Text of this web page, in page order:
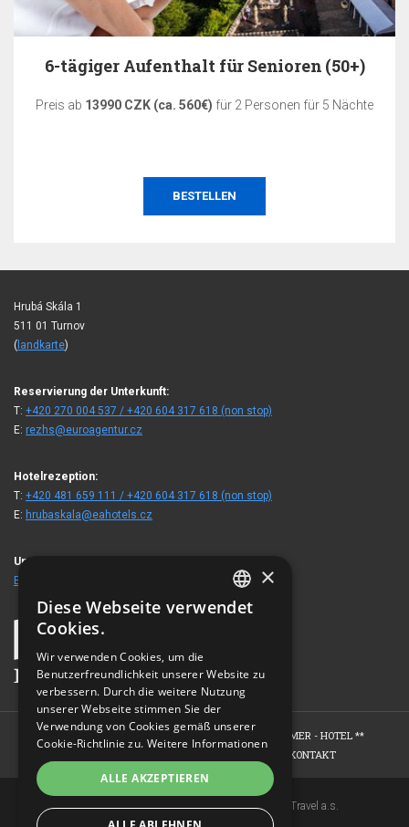
6-tägiger Aufenthalt für Senioren (50+)
Preis ab 13990 CZK (ca. 560€) für 2 Personen für 5 Nächte
BESTELLEN
Hrubá Skála 1
511 01 Turnov
( landkarte)
Reservierung der Unterkunft:
T: +420 270 004 537 / +420 604 317 618 (non stop)
E: rezhs@euroagentur.cz
Hotelrezeption:
T: +420 481 659 111 / +420 604 317 618 (non stop)
E: hrubaskala@eahotels.cz
Unsere Gäste besuchten auch
EA Berghotel Hajenka
HOTEL ZIMMER - HOTEL ****
ZIMMER - HOTEL **
KONTAKT
Copyright © 2007-2026 EuroAgentur Hotels&Travel a.s.
www.bezvapobyt.cz
CZECH
GERMAN
×
Diese Webseite verwendet
Cookies.
Wir verwenden Cookies, um die
Benutzerfreundlichkeit unserer Website zu
verbessern. Durch die weitere Nutzung
unserer Webseite stimmen Sie der
Verwendung von Cookies gemäß unserer
Cookie-Richtlinie zu. Weitere Informationen
ALLE AKZEPTIEREN